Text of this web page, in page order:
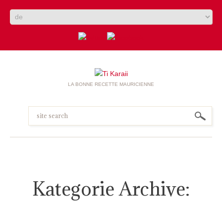
LA BONNE RECETTE MAURICIENNE
Kategorie Archive: